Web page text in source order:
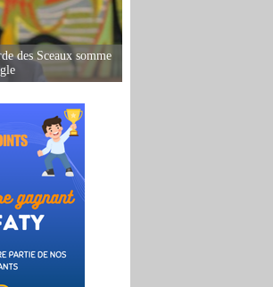
des Sceaux somme